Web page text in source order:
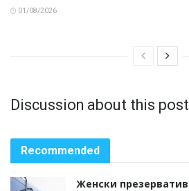
01/08/2026
Discussion about this post
Recommended
Женски презерватив